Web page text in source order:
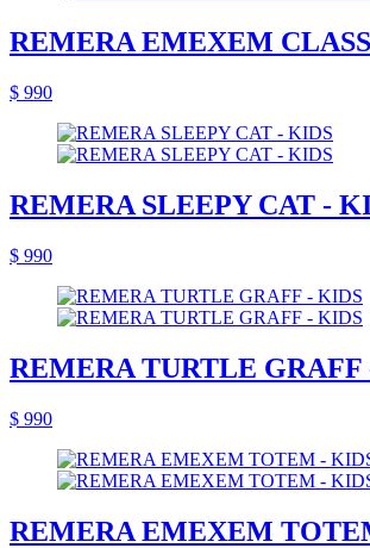
REMERA EMEXEM
$ 990
REMERA SLEEPY CAT -
$ 990
REMERA TURTLE GRAFF
$ 990
REMERA EMEXEM